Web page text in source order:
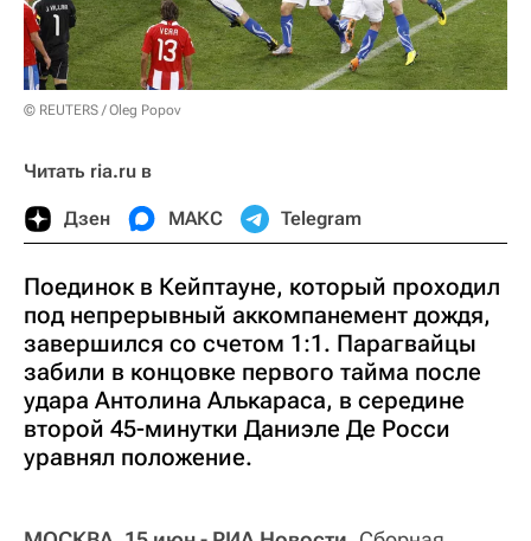
© REUTERS / Oleg Popov
Читать ria.ru в
Дзен МАКС Telegram
Поединок в Кейптауне, который проходил
под непрерывный аккомпанемент дождя,
завершился со счетом 1:1. Парагвайцы
забили в концовке первого тайма после
удара Антолина Алькараса, в середине
второй 45-минутки Даниэле Де Росси
уравнял положение.